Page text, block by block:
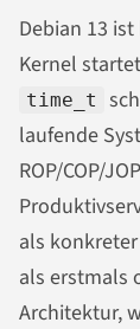
Debian 13
Kernel
time_t
laufende
ROP/COP/
als
als erstmals
Architektur,